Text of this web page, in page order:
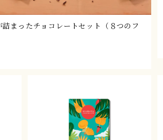
詰まったチョコレートセット（８つのフ